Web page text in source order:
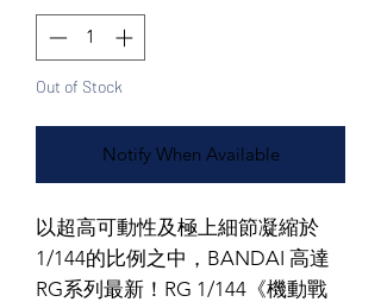
Out of Stock
Notify When Available
以超高可動性及極上細節凝縮於
1/144的比例之中，BANDAI 高達
RG系列最新！RG 1/144《機動戰